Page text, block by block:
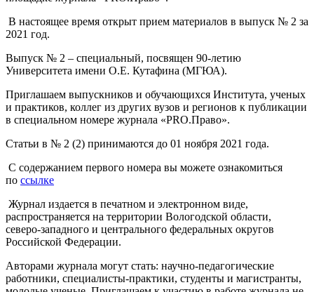
В настоящее время открыт прием материалов в выпуск № 2 за
2021 год.
Выпуск № 2 – специальный, посвящен 90-летию
Университета имени О.Е. Кутафина (МГЮА).
Приглашаем выпускников и обучающихся Института, ученых
и практиков, коллег из других вузов и регионов к публикации
в специальном номере журнала «PRO.Право».
Статьи в № 2 (2) принимаются до 01 ноября 2021 года.
С содержанием первого номера вы можете ознакомиться
по ссылке
Журнал издается в печатном и электронном виде,
распространяется на территории Вологодской области,
северо-западного и центрального федеральных округов
Российской Федерации.
Авторами журнала могут стать: научно-педагогические
работники, специалисты-практики, студенты и магистранты,